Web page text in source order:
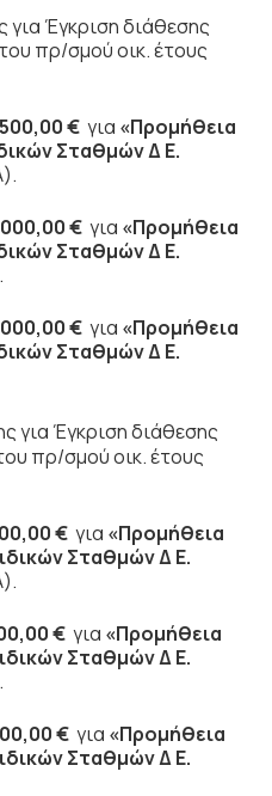
Έγκριση διάθεσης
πρ/σμού οικ. έτους
€για «Προμήθεια
Σταθμών Δ Ε.
€για «Προμήθεια
Σταθμών Δ Ε.
€για «Προμήθεια
Σταθμών Δ Ε.
για Έγκριση διάθεσης
πρ/σμού οικ. έτους
€για «Προμήθεια
Σταθμών Δ Ε.
€για «Προμήθεια
Σταθμών Δ Ε.
€για «Προμήθεια
Σταθμών Δ Ε.